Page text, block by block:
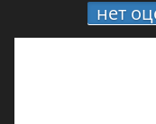
нет